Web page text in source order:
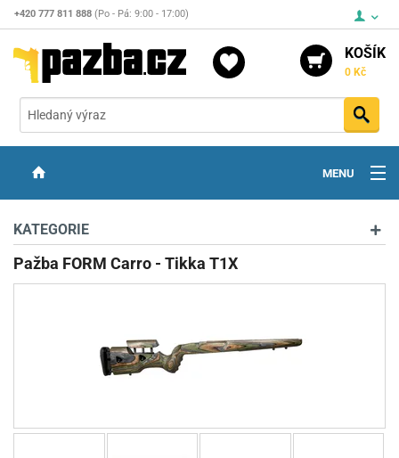
+420 777 811 888 (Po - Pá: 9:00 - 17:00)
KOŠÍK
0 Kč
MENU
OPTIKA
STŘELIVO
DETEKTORY KOVŮ
KATEGORIE
Pažba FORM Carro - Tikka T1X